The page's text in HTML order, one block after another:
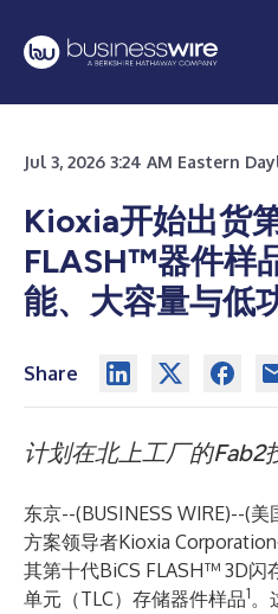
Jul 3, 2026 3:24 AM Eastern
Kioxia开始出货
FLASH™器件样
能、大容量与低
Share
计划在北上工厂的Fab2
东京--(BUSINESS WIRE)--(美
方案领导者Kioxia Corporation
其第十代BiCS FLASH™ 3D闪
单元（TLC）存储器件样品1。